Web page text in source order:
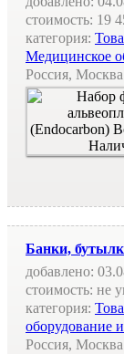
стоимость: 19
категория:
Медицинское
Россия,
Банки,
добавлено:
стоимость: не
категория:
оборудование
Россия,